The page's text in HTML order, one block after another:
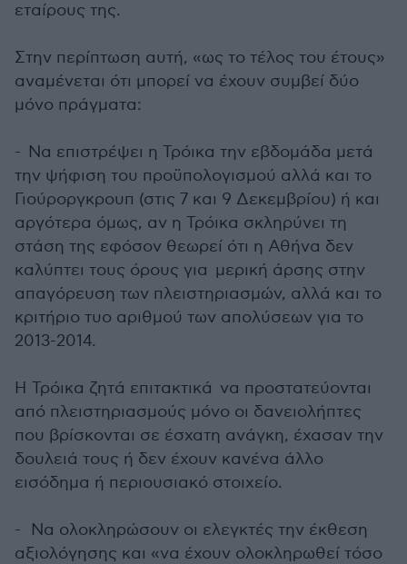
εταίρους της.
Στην περίπτωση αυτή, «ως το τέλος του έτους»
αναμένεται ότι μπορεί να έχουν συμβεί δύο
μόνο πράγματα:
- Να επιστρέψει η Τρόικα την εβδομάδα μετά
την ψήφιση του προϋπολογισμού αλλά και το
Γιούροργκρουπ (στις 7 και 9 Δεκεμβρίου) ή και
αργότερα όμως, αν η Τρόικα σκληρύνει τη
στάση της εφόσον θεωρεί ότι η Αθήνα δεν
καλύπτει τους όρους για μερική άρσης στην
απαγόρευση των πλειστηριασμών, αλλά και το
κριτήριο τυο αριθμού των απολύσεων για το
2013-2014.
Η Τρόικα ζητά επιτακτικά να προστατεύονται
από πλειστηριασμούς μόνο οι δανειολήπτες
που βρίσκονται σε έσχατη ανάγκη, έχασαν την
δουλειά τους ή δεν έχουν κανένα άλλο
εισόδημα ή περιουσιακό στοιχείο.
- Να ολοκληρώσουν οι ελεγκτές την έκθεση
αξιολόγησης και «να έχουν ολοκληρωθεί τόσο